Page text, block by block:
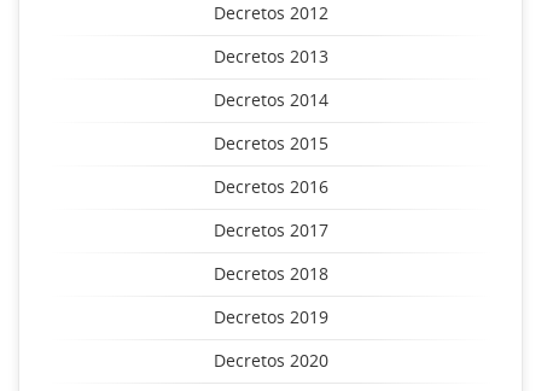
Decretos 2012
Decretos 2013
Decretos 2014
Decretos 2015
Decretos 2016
Decretos 2017
Decretos 2018
Decretos 2019
Decretos 2020